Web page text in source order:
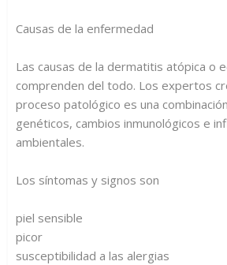
Causas de la enfermedad
Las causas de la dermatitis atópica o
comprenden del todo. Los expertos
proceso patológico es una
genéticos, cambios inmunológicos e
ambientales.
Los síntomas y signos son
piel sensible
picor
susceptibilidad a las alergias